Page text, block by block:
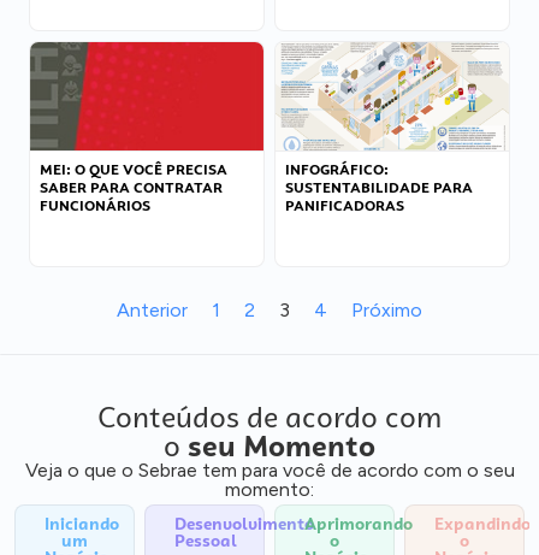
MEI: O QUE VOCÊ PRECISA
SABER PARA CONTRATAR
FUNCIONÁRIOS
INFOGRÁFICO:
SUSTENTABILIDADE PARA
PANIFICADORAS
Anterior 1 2 3 4 Próximo
Conteúdos de acordo com
o seu Momento
Veja o que o Sebrae tem para você de acordo com o seu
momento:
Iniciando
um
Desenvolvimento
Pessoal
Aprimorando
o
Expandindo
o